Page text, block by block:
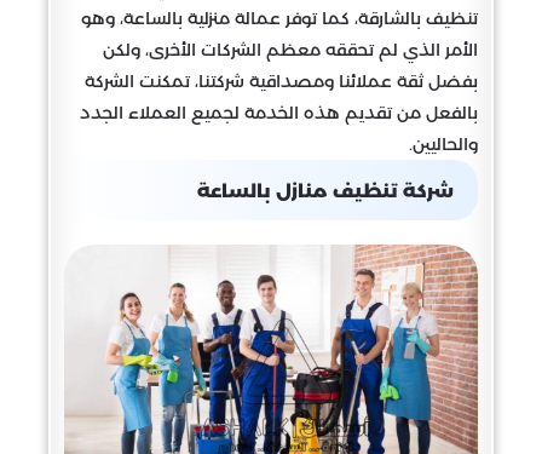
تنظيف بالشارقة، كما توفر عمالة منزلية بالساعة، وهو
الأمر الذي لم تحققه معظم الشركات الأخرى، ولكن
بفضل ثقة عملائنا ومصداقية شركتنا، تمكنت الشركة
بالفعل من تقديم هذه الخدمة لجميع العملاء الجدد
والحاليين.
شركة تنظيف منازل بالساعة